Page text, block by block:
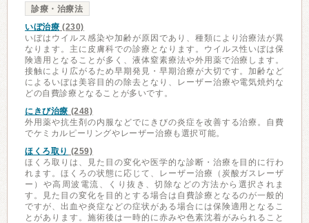
診療・治療法
いぼ治療 (230)
いぼはウイルス感染や加齢が原因であり、種類により治療法が異
なります。主に皮膚科での診療となります。ウイルス性いぼは保
険適用となることが多く、液体窒素療法や外用薬で治療します。
接触により広がるため早期発見・早期治療が大切です。加齢など
によるいぼは美容目的の除去となり、レーザー治療や電気焼灼な
どの自費診療となることが多いです。
にきび治療 (248)
外用薬や抗生剤の内服などでにきびの炎症を改善する治療。自費
でケミカルピーリングやレーザー治療も選択可能。
ほくろ取り (259)
ほくろ取りは、見た目の変化や医学的な診断・治療を目的に行わ
れます。ほくろの状態に応じて、レーザー治療（炭酸ガスレーザ
ー）や高周波電流、くり抜き、切除などの方法から選択されま
す。見た目の変化を目的とする場合は自費診療となるのが一般的
ですが、出血や炎症などの症状がある場合には保険適用となるこ
とがあります。施術後は一時的に赤みや色素沈着がみられること